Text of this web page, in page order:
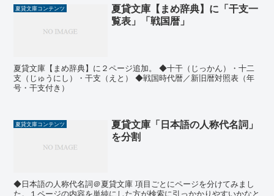
夏貸文庫コンテンツ
夏貸文庫【まめ辞典】に「干支一
覧表」「戦国暦」
夏貸文庫【まめ辞典】に２ページ追加。 ◆十干（じっかん）・十二
支（じゅうにし）・干支（えと） ◆戦国時代暦／新旧暦対照表（年
号・干支付き）
夏貸文庫コンテンツ
夏貸文庫「日本語の人称代名詞」
を分割
◆日本語の人称代名詞＠夏貸文庫 項目ごとにページを分けてみまし
た。１ページの内容を単純にした方が検索に引っかかりやすいかなと